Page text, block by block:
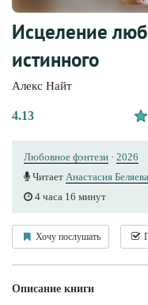
Исцеление
истинного
Алекс Найт
4.13
Любовное фэнтези · 2026
Читает Анастасия Беляева
4 часа 16 минут
Хочу послушать
Описание книги